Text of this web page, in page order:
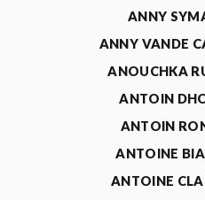
ANNY
ANNY VANDE
ANOUCHKA
ANTOIN
ANTOIN
ANTOINE
ANTOINE